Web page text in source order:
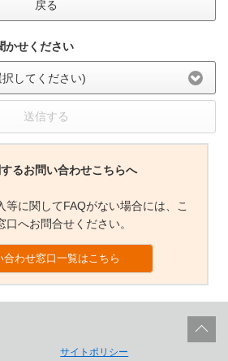
戻る
かせください
してください)
送信する
るお問い合わせこちらへ
等に関してFAQがない場合には、こ
口へお問合せください。
合わせ窓口一覧はこちら
サイトポリシー